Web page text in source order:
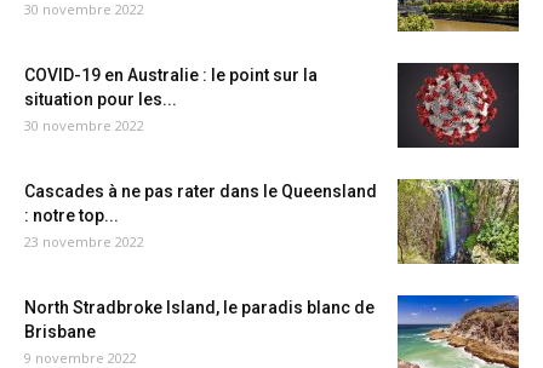
30 novembre 2022
COVID-19 en Australie : le point sur la
situation pour les...
30 novembre 2022
Cascades à ne pas rater dans le Queensland
: notre top...
23 novembre 2022
North Stradbroke Island, le paradis blanc de
Brisbane
9 novembre 2022